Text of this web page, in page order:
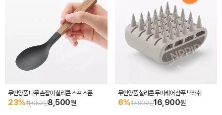
무인양품 나무 손잡이 실리콘 스프 스푼
23%11,050원8,500원
무인양품 실리콘 두피케어 샴푸 브러쉬
6%17,900원16,900원